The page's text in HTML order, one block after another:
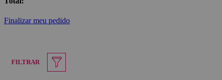
Finalizar meu pedido
FILTRAR